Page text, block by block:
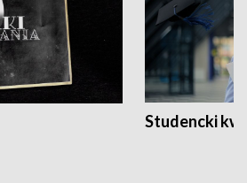
Studencki